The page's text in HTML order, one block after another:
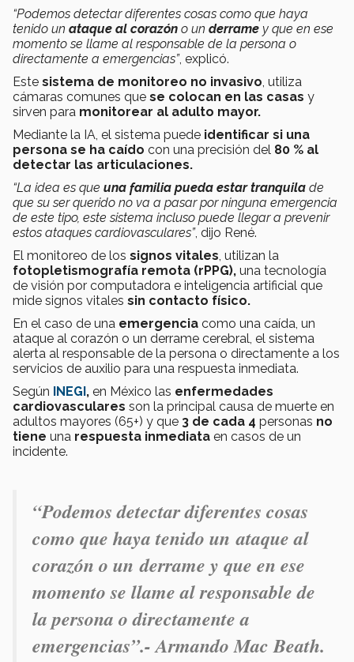
“Podemos detectar diferentes cosas como que haya
tenido un ataque al corazón o un derrame y que en ese
momento se llame al responsable de la persona o
directamente a emergencias”, explicó.
Este sistema de monitoreo no invasivo, utiliza
cámaras comunes que se colocan en las casas y
sirven para monitorear al adulto mayor.
Mediante la IA, el sistema puede identificar si una
persona se ha caído con una precisión del 80 % al
detectar las articulaciones.
“La idea es que una familia pueda estar tranquila de
que su ser querido no va a pasar por ninguna emergencia
de este tipo, este sistema incluso puede llegar a prevenir
estos ataques cardiovasculares”, dijo René.
El monitoreo de los signos vitales, utilizan la
fotopletismografía remota (rPPG), una tecnología
de visión por computadora e inteligencia artificial que
mide signos vitales sin contacto físico.
En el caso de una emergencia como una caída, un
ataque al corazón o un derrame cerebral, el sistema
alerta al responsable de la persona o directamente a los
servicios de auxilio para una respuesta inmediata.
Según INEGI, en México las enfermedades
cardiovasculares son la principal causa de muerte en
adultos mayores (65+) y que 3 de cada 4 personas no
tiene una respuesta inmediata en casos de un
incidente.
“Podemos detectar diferentes cosas
como que haya tenido un ataque al
corazón o un derrame y que en ese
momento se llame al responsable de
la persona o directamente a
emergencias”.- Armando Mac Beath.